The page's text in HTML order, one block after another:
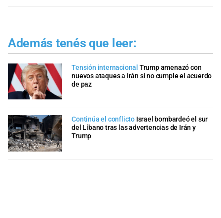
Además tenés que leer:
Tensión internacional Trump amenazó con
nuevos ataques a Irán si no cumple el acuerdo
de paz
Continúa el conflicto Israel bombardeó el sur
del Líbano tras las advertencias de Irán y
Trump